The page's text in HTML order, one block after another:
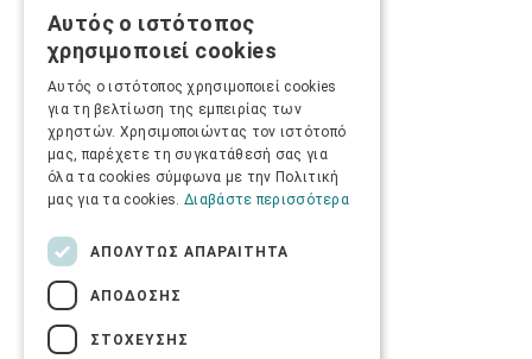
Αυτός ο ιστότοπος
χρησιμοποιεί cookies
Αυτός ο ιστότοπος χρησιμοποιεί cookies
για τη βελτίωση της εμπειρίας των
χρηστών. Χρησιμοποιώντας τον ιστότοπό
μας, παρέχετε τη συγκατάθεσή σας για
όλα τα cookies σύμφωνα με την Πολιτική
μας για τα cookies. Διαβάστε περισσότερα
ΑΠΟΛΎΤΩΣ ΑΠΑΡΑΊΤΗΤΑ
ΑΠΌΔΟΣΗΣ
ΣΤΌΧΕΥΣΗΣ